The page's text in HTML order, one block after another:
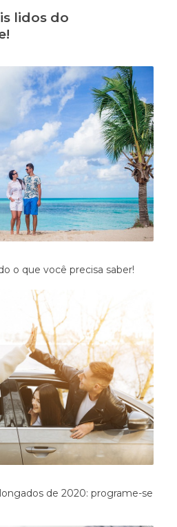
lidos do
o que você precisa saber!
de 2020: programe-se